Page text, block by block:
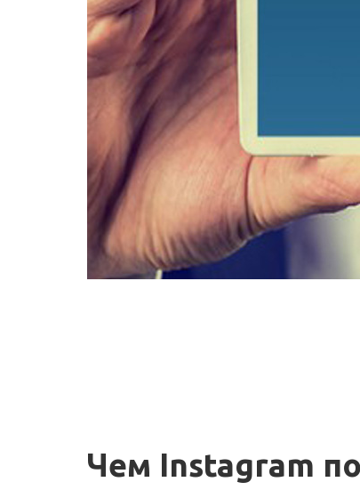
Чем Instagram